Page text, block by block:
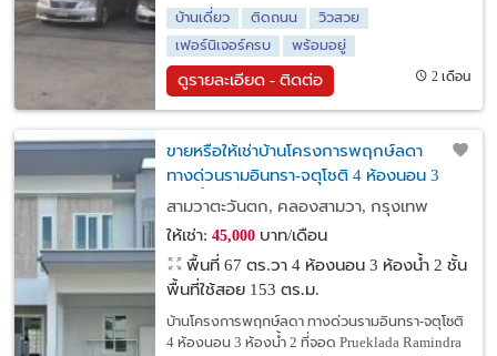
บ้านเดี่ยว
ติดถนน
วิวสวย
เฟอร์นิเจอร์ครบ
พร้อมอยู่
ดูรายละเอียด - ติดต่อ 2 เดือน
ขายหรือให้เช่าบ้านโครงการพฤกษ์ลดา
ทางด่วนรามอินทรา-จตุโชติ 4 ห้องนอน 3
ห้องน้ำ 2 ที่จอด
สามวาตะวันตก, คลองสามวา, กรุงเทพ
ให้เช่า: 45,000บาท/เดือน
พื้นที่ 67 ตร.วา 4 ห้องนอน 3 ห้องน้ำ 2 ชั้น
พื้นที่ใช้สอย 153 ตร.ม.
บ้านโครงการพฤกษ์ลดา ทางด่วนรามอินทรา-จตุโชติ
4 ห้องนอน 3 ห้องน้ำ 2 ที่จอด Prueklada Ramindra